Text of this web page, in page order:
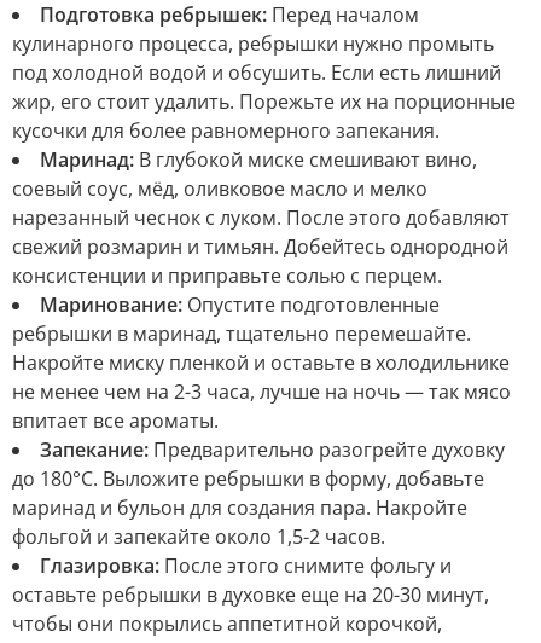
Подготовка ребрышек: Перед началом
кулинарного процесса, ребрышки нужно промыть
под холодной водой и обсушить. Если есть лишний
жир, его стоит удалить. Порежьте их на порционные
кусочки для более равномерного запекания.
Маринад: В глубокой миске смешивают вино,
соевый соус, мёд, оливковое масло и мелко
нарезанный чеснок с луком. После этого добавляют
свежий розмарин и тимьян. Добейтесь однородной
консистенции и приправьте солью с перцем.
Маринование: Опустите подготовленные
ребрышки в маринад, тщательно перемешайте.
Накройте миску пленкой и оставьте в холодильнике
не менее чем на 2-3 часа, лучше на ночь — так мясо
впитает все ароматы.
Запекание: Предварительно разогрейте духовку
до 180°C. Выложите ребрышки в форму, добавьте
маринад и бульон для создания пара. Накройте
фольгой и запекайте около 1,5-2 часов.
Глазировка: После этого снимите фольгу и
оставьте ребрышки в духовке еще на 20-30 минут,
чтобы они покрылись аппетитной корочкой,